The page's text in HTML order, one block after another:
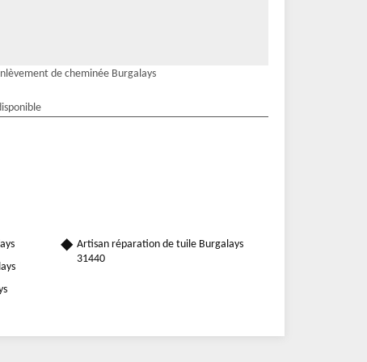
de cheminée Burgalays
Artisan réparation de tuile Burgalays
31440